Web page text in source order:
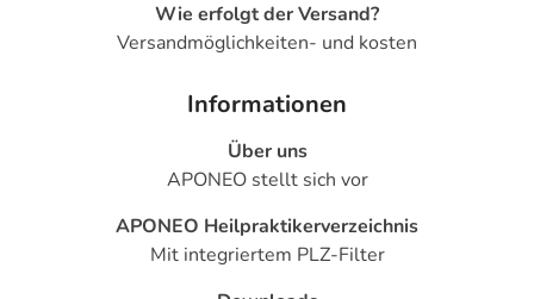
Wie erfolgt der Versand?
Versandmöglichkeiten- und kosten
Informationen
Über uns
APONEO stellt sich vor
APONEO Heilpraktikerverzeichnis
Mit integriertem PLZ-Filter